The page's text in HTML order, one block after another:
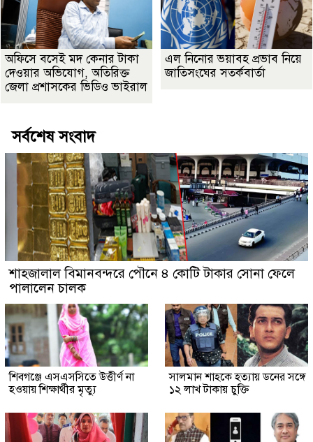
অফিসে বসেই মদ কেনার টাকা
দেওয়ার অভিযোগ, অতিরিক্ত
জেলা প্রশাসকের ভিডিও ভাইরাল
এল নিনোর ভয়াবহ প্রভাব নিয়ে
জাতিসংঘের সতর্কবার্তা
সর্বশেষ সংবাদ
শাহজালাল বিমানবন্দরে পৌনে ৪ কোটি টাকার সোনা ফেলে
পালালেন চালক
শিবগঞ্জে এসএসসিতে উত্তীর্ণ না
হওয়ায় শিক্ষার্থীর মৃত্যু
সালমান শাহকে হত্যায় ডনের সঙ্গে
১২ লাখ টাকায় চুক্তি